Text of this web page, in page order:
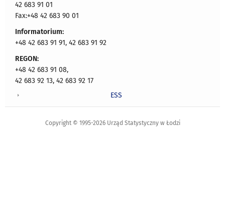
42 683 91 01
Fax:+48 42 683 90 01
Informatorium:
+48 42 683 91 91, 42 683 91 92
REGON:
+48 42 683 91 08,
42 683 92 13, 42 683 92 17
ESS
Copyright © 1995-2026 Urząd Statystyczny w Łodzi